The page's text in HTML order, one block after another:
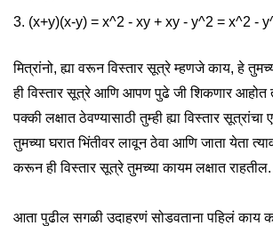
(x+y)(x-y) = x^2 - xy + xy - y^2 = x^2 -
मित्रांनो, ह्या वरून विस्तार सूत्रे म्हणजे काय, हे
ही विस्तार सूत्रे आणि आपण पुढे जी शिकणार आहोत
पक्की लक्षात ठेवण्यासाठी तुम्ही ह्या विस्तार
तुमच्या घरात भिंतीवर लावून ठेवा आणि जाता येता
करून ही विस्तार सूत्रे तुमच्या कायम लक्षात राहतील.
आता पुढील सगळी उदाहरणं सोडवताना पहिलं काय